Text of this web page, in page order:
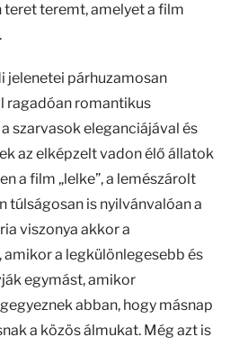
teret teremt, amelyet a film
jelenetei párhuzamosan
ragadóan romantikus
szarvasok eleganciájával és
az elképzelt vadon élő állatok
a film „lelke”, a lemészárolt
túlságosan is nyilvánvalóan a
viszonya akkor a
a legkülönlegesebb és
egymást, amikor
abban, hogy másnap
a közös álmukat. Még azt is